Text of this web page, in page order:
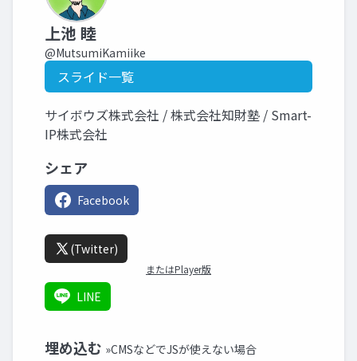
上池 睦
@MutsumiKamiike
スライド一覧
サイボウズ株式会社 / 株式会社知財塾 / Smart-
IP株式会社
シェア
Facebook
(Twitter)
またはPlayer版
LINE
埋め込む »CMSなどでJSが使えない場合